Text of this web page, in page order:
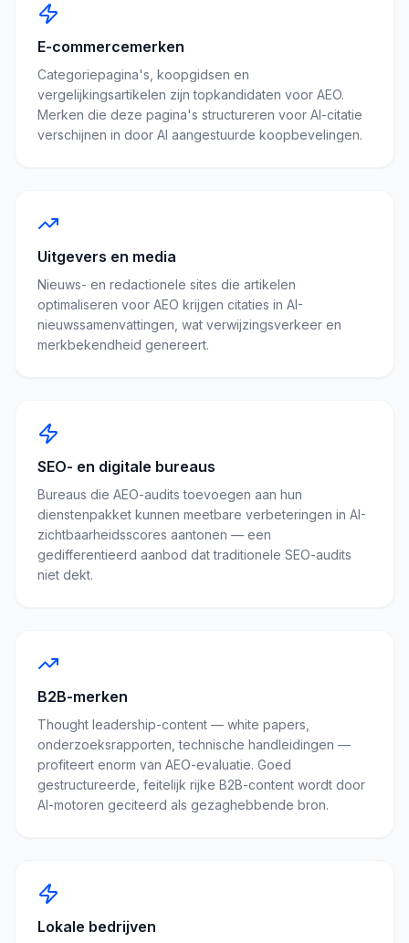
E-commercemerken
Categoriepagina's, koopgidsen en
vergelijkingsartikelen zijn topkandidaten voor AEO.
Merken die deze pagina's structureren voor AI-citatie
verschijnen in door AI aangestuurde koopbevelingen.
Uitgevers en media
Nieuws- en redactionele sites die artikelen
optimaliseren voor AEO krijgen citaties in AI-
nieuwssamenvattingen, wat verwijzingsverkeer en
merkbekendheid genereert.
SEO- en digitale bureaus
Bureaus die AEO-audits toevoegen aan hun
dienstenpakket kunnen meetbare verbeteringen in AI-
zichtbaarheidsscores aantonen — een
gedifferentieerd aanbod dat traditionele SEO-audits
niet dekt.
B2B-merken
Thought leadership-content — white papers,
onderzoeksrapporten, technische handleidingen —
profiteert enorm van AEO-evaluatie. Goed
gestructureerde, feitelijk rijke B2B-content wordt door
AI-motoren geciteerd als gezaghebbende bron.
Lokale bedrijven